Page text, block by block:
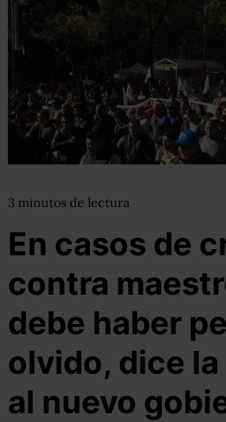
3 minutos de lectura
En casos de
contra
debe haber
olvido, dice la
al nuevo